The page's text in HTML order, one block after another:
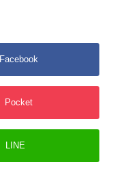
Facebook
Pocket
LINE